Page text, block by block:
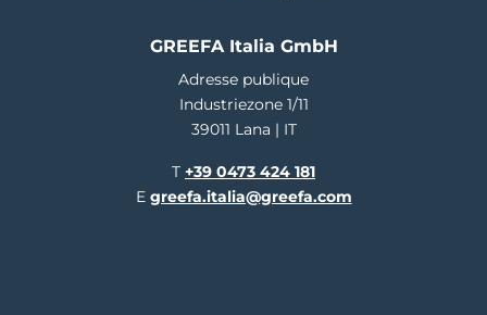
GREEFA Italia GmbH
Adresse publique
Industriezone 1/11
39011 Lana | IT
T +39 0473 424 181
E greefa.italia@greefa.com